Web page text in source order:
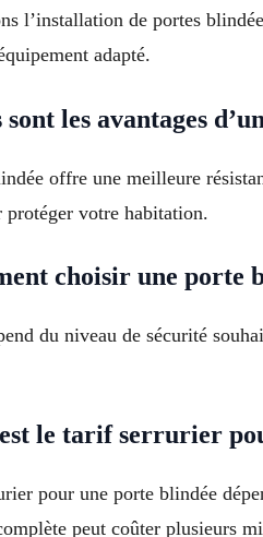
l’installation de portes
adapté.
sont les avantages
offre une meilleure
protéger votre habitation.
choisir une porte
du niveau de sécurité
le tarif serrurier
pour une porte blindée
peut coûter plusieurs